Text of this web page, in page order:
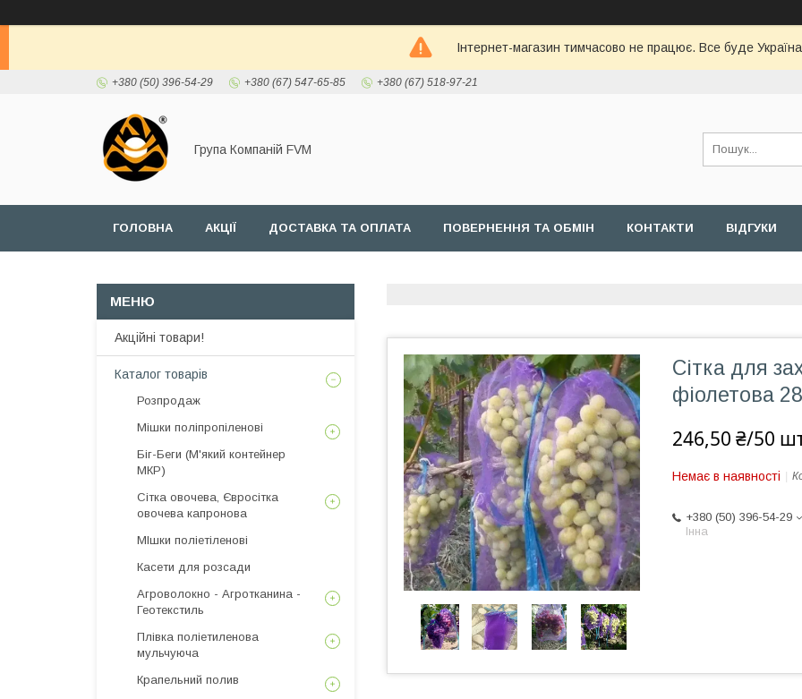
Інтернет-магазин тимчасово не працює. Все буде
+380 (50) 396-54-29 +380 (67) 547-65-85 +380 (67) 518-97-21
Група Компаній FVM
ГОЛОВНА АКЦІЇ ДОСТАВКА ТА ОПЛАТА ПОВЕРНЕННЯ ТА ОБМІН КОНТАКТИ ВІДГУКИ
Сітка для
фіолетова
246,50 ₴/50
Немає в наявності
+380 (50) 396-54-29
Інна
Акційні товари!
Каталог товарів
Розпродаж
Мішки поліпропіленові
Біг-Беги (М'який контейнер
МКР)
Сітка овочева, Євросітка
овочева капронова
МІшки поліетіленові
Касети для розсади
Агроволокно - Агротканина -
Геотекстиль
Плівка поліетиленова
мульчуюча
Крапельний полив